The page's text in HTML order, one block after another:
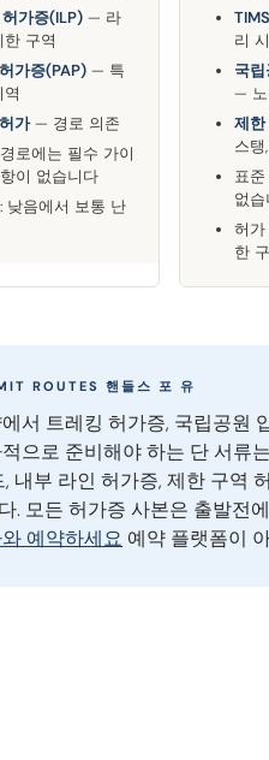
가증(ILP) — 라
구역
가증(PAP) — 특
가— 경로 의존
로에는 필수 가이
이 없습니다
낮음에서 보통 난
리
국
— 노
제한
스
표
없
허가
한
ROUTES 핸들스 포 유
서 트레킹 허가증, 국립공원
으로 준비해야 하는 단 서류
, 내부 라인 허가증, 제한 구역
. 모든 허가증 사본은 출발전
예약하세요 예약 플랫폼이